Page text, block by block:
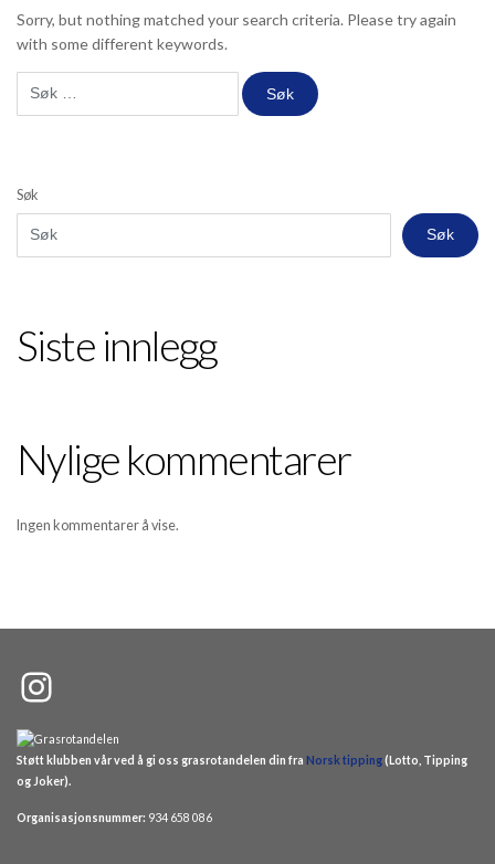
Sorry, but nothing matched your search criteria. Please try again
with some different keywords.
Søk
Søk
Siste innlegg
Nylige kommentarer
Ingen kommentarer å vise.
Instagram
Støtt klubben vår ved å gi oss grasrotandelen din fra Norsk tipping(Lotto, Tipping
og Joker).
Organisasjonsnummer: 934 658 086